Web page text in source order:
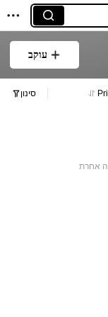
עוקב
סינון
אחרת